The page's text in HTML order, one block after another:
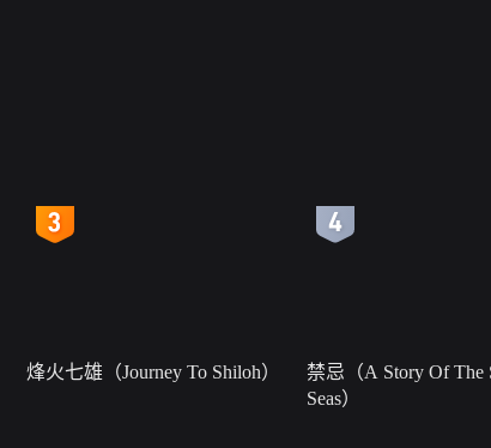
烽火七雄（Journey To Shiloh）
禁忌（A Story Of The
Seas）